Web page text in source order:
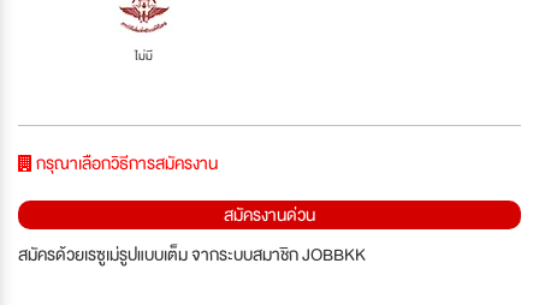
ไม่มี
กรุณาเลือกวิธีการสมัครงาน
สมัครงานด่วน
สมัครด้วยเรซูเม่รูปแบบเต็ม จากระบบสมาชิก JOBBKK